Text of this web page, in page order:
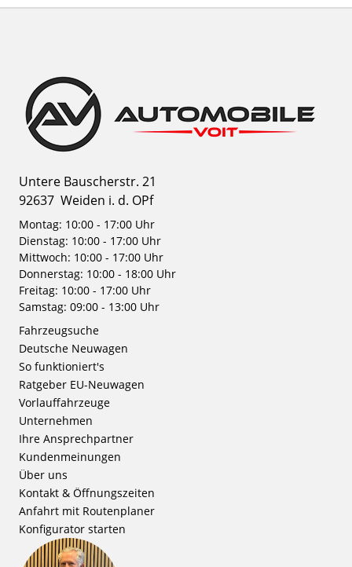
Untere Bauscherstr. 21
92637 Weiden i. d. OPf
Montag: 10:00 - 17:00 Uhr
Dienstag: 10:00 - 17:00 Uhr
Mittwoch: 10:00 - 17:00 Uhr
Donnerstag: 10:00 - 18:00 Uhr
Freitag: 10:00 - 17:00 Uhr
Samstag: 09:00 - 13:00 Uhr
Fahrzeugsuche
Deutsche Neuwagen
So funktioniert's
Ratgeber EU-Neuwagen
Vorlauffahrzeuge
Unternehmen
Ihre Ansprechpartner
Kundenmeinungen
Über uns
Kontakt & Öffnungszeiten
Anfahrt mit Routenplaner
Konfigurator starten